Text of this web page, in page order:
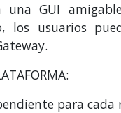
una GUI
los usuarios
para cada